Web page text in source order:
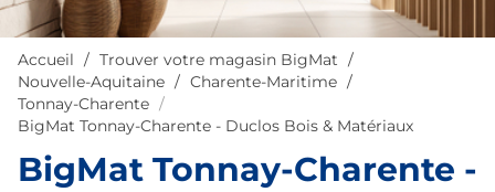
Accueil
Trouver votre magasin BigMat
Nouvelle-Aquitaine
Charente-Maritime
Tonnay-Charente
BigMat Tonnay-Charente - Duclos Bois & Matériaux
BigMat Tonnay-Charente -